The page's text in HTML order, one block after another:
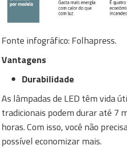
Fonte infográfico: Folhapress.
Vantagens
Durabilidade
As lâmpadas de LED têm vida
tradicionais podem durar até 7
horas. Com isso, você não
possível economizar mais.